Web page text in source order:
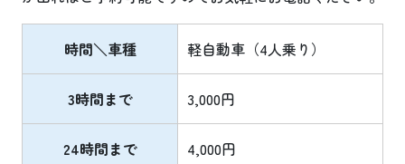
時間＼車種 軽自動車（4人乗り）
3時間まで 3,000円
24時間まで 4,000円